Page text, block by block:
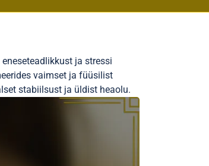
ja stressi
vaimset ja füüsilist
stabiilsust ja üldist heaolu.